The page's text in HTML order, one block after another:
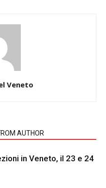
Veneto
AUTHOR
in Veneto, il 23 e 24